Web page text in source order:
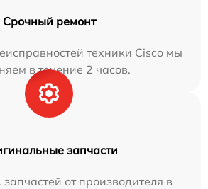
Срочный ремонт
техники Cisco мы
в течение 2 часов.
запчасти
от производителя в